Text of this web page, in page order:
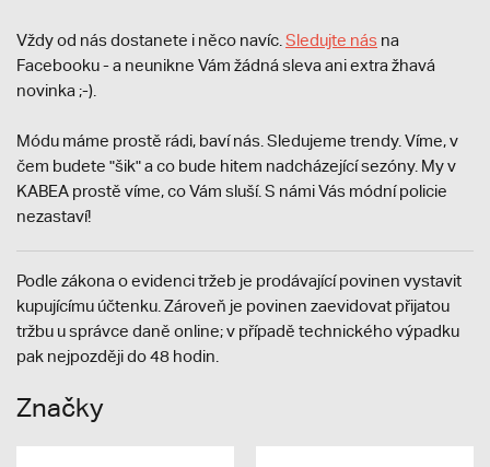
Vždy od nás dostanete i něco navíc. Sledujte nás na
Facebooku - a neunikne Vám žádná sleva ani extra žhavá
novinka ;-).
Módu máme prostě rádi, baví nás. Sledujeme trendy. Víme, v
čem budete "šik" a co bude hitem nadcházející sezóny. My v
KABEA prostě víme, co Vám sluší. S námi Vás módní policie
nezastaví!
Podle zákona o evidenci tržeb je prodávající povinen vystavit
kupujícímu účtenku. Zároveň je povinen zaevidovat přijatou
tržbu u správce daně online; v případě technického výpadku
pak nejpozději do 48 hodin.
Značky